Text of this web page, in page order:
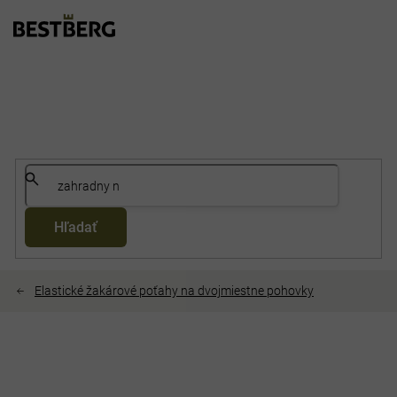
Hľadať
Elastické žakárové poťahy na dvojmiestne pohovky